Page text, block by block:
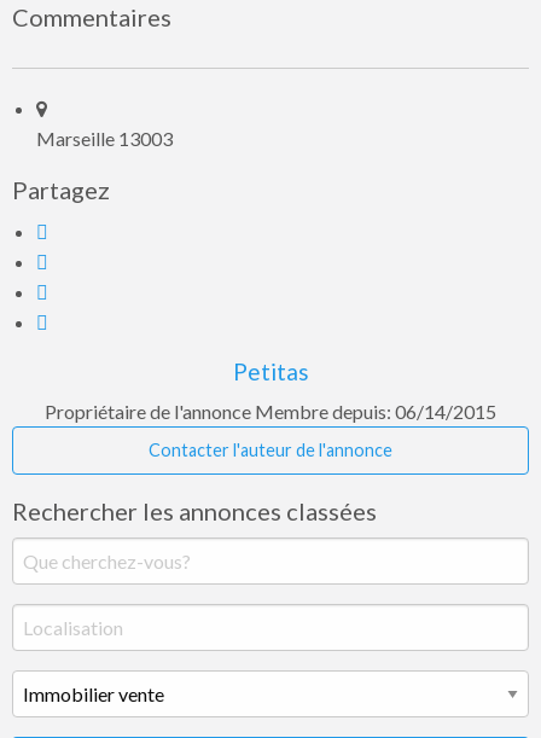
Commentaires
Marseille 13003
Partagez
Petitas
Propriétaire de l'annonce Membre depuis: 06/14/2015
Contacter l'auteur de l'annonce
Rechercher les annonces classées